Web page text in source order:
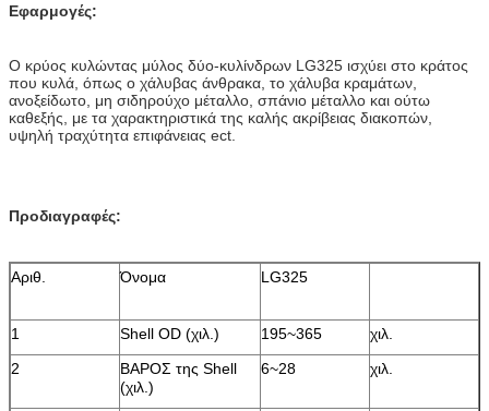
Εφαρμογές:
Ο κρύος κυλώντας μύλος δύο-κυλίνδρων LG325 ισχύει στο κράτος
που κυλά, όπως ο χάλυβας άνθρακα, το χάλυβα κραμάτων,
ανοξείδωτο, μη σιδηρούχο μέταλλο, σπάνιο μέταλλο και ούτω
καθεξής, με τα χαρακτηριστικά της καλής ακρίβειας διακοπών,
υψηλή τραχύτητα επιφάνειας ect.
Προδιαγραφές:
Αριθ. Όνομα LG325
1 Shell OD (χιλ.) 195~365
χιλ.
2
ΒΑΡΟΣ της Shell
(χιλ.)
6~28 χιλ.